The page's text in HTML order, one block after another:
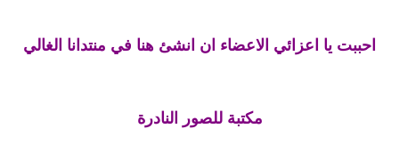
احببت يا اعزائي الاعضاء ان انشئ هنا في منتدانا الغالي
مكتبة للصور النادرة